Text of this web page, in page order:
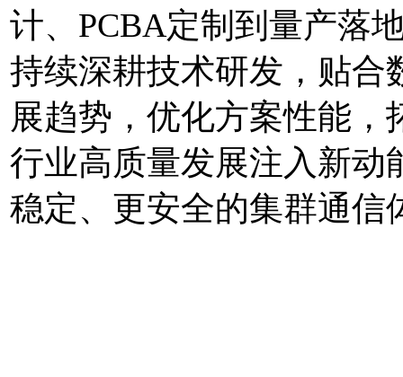
计、PCBA定制到量产落
持续深耕技术研发，贴合
展趋势，优化方案性能
行业高质量发展注入新动
稳定、更安全的集群通信